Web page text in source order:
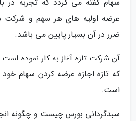
سهام گفته می گردد که تجربه در
عرضه اولیه های هر سهم و شرکت
ضرر در آن بسیار پایین می باشد.
آن شرکت تازه آغاز به کار نموده
که تازه اجازه عرضه کردن سهام خود
است.
سبدگردانی بورس چیست و چگونه